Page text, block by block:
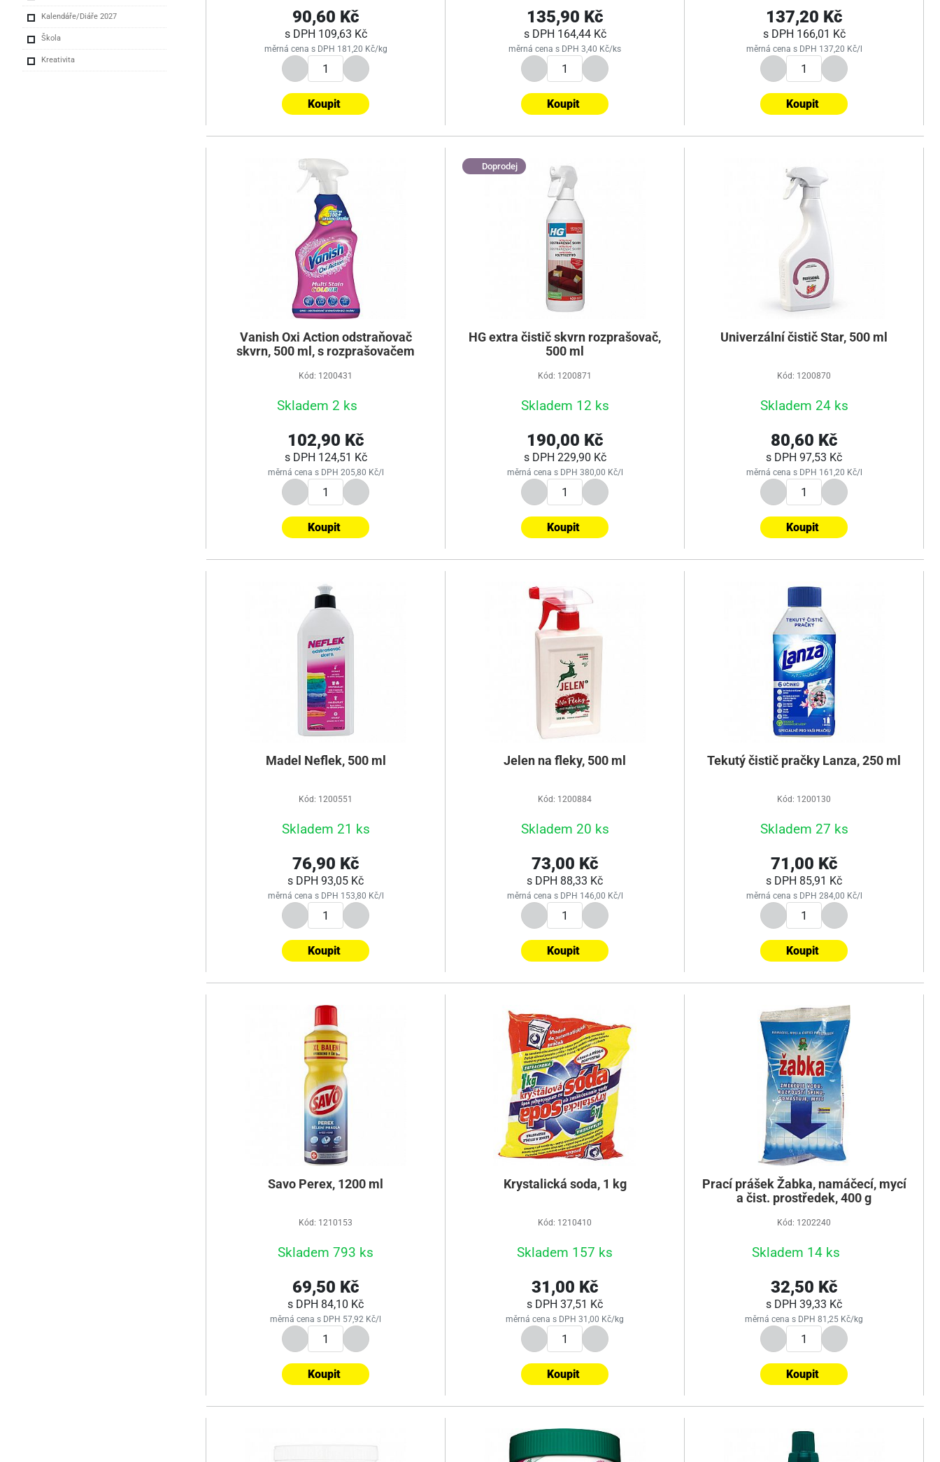
Kalendáře/Diáře 2027
Škola
Kreativita
90,60 Kč
s DPH 109,63 Kč
měrná cena s DPH 181,20 Kč/kg
Koupit
135,90 Kč
s DPH 164,44 Kč
měrná cena s DPH 3,40 Kč/ks
Koupit
137,20 Kč
s DPH 166,01 Kč
měrná cena s DPH 137,20 Kč/l
Koupit
Vanish Oxi Action odstraňovač
skvrn, 500 ml, s rozprašovačem
Kód: 1200431
Skladem 2 ks
102,90 Kč
s DPH 124,51 Kč
měrná cena s DPH 205,80 Kč/l
Koupit
Doprodej
HG extra čistič skvrn rozprašovač,
500 ml
Kód: 1200871
Skladem 12 ks
190,00 Kč
s DPH 229,90 Kč
měrná cena s DPH 380,00 Kč/l
Koupit
Univerzální čistič Star, 500 ml
Kód: 1200870
Skladem 24 ks
80,60 Kč
s DPH 97,53 Kč
měrná cena s DPH 161,20 Kč/l
Koupit
Madel Neflek, 500 ml
Kód: 1200551
Skladem 21 ks
76,90 Kč
s DPH 93,05 Kč
měrná cena s DPH 153,80 Kč/l
Koupit
Jelen na fleky, 500 ml
Kód: 1200884
Skladem 20 ks
73,00 Kč
s DPH 88,33 Kč
měrná cena s DPH 146,00 Kč/l
Koupit
Tekutý čistič pračky Lanza, 250 ml
Kód: 1200130
Skladem 27 ks
71,00 Kč
s DPH 85,91 Kč
měrná cena s DPH 284,00 Kč/l
Koupit
Savo Perex, 1200 ml
Kód: 1210153
Skladem 793 ks
69,50 Kč
s DPH 84,10 Kč
měrná cena s DPH 57,92 Kč/l
Koupit
Krystalická soda, 1 kg
Kód: 1210410
Skladem 157 ks
31,00 Kč
s DPH 37,51 Kč
měrná cena s DPH 31,00 Kč/kg
Koupit
Prací prášek Žabka, namáčecí, mycí
a čist. prostředek, 400 g
Kód: 1202240
Skladem 14 ks
32,50 Kč
s DPH 39,33 Kč
měrná cena s DPH 81,25 Kč/kg
Koupit